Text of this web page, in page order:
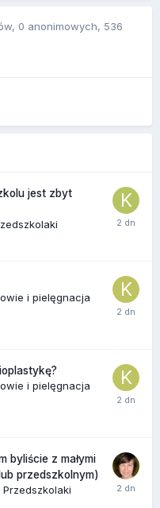
, 0 anonimowych, 536
jest zbyt
i pielęgnacja
i pielęgnacja
byliście z małymi
przedszkolnym)
Przedszkolaki